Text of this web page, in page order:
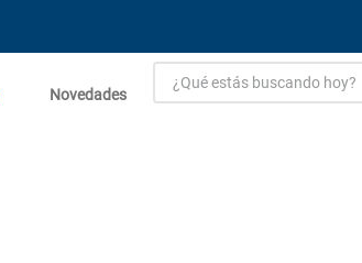
Novedades
¿Qué estás buscando hoy?